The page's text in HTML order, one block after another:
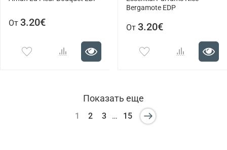
От 3.20€
Bergamote EDP
От 3.20€
Показать еще
1 2 3 … 15